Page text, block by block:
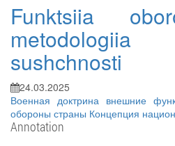
Funktsiia
sushchnosti
24.03.2025
Военная доктрина внешние
обороны страны Концепция
Annotation